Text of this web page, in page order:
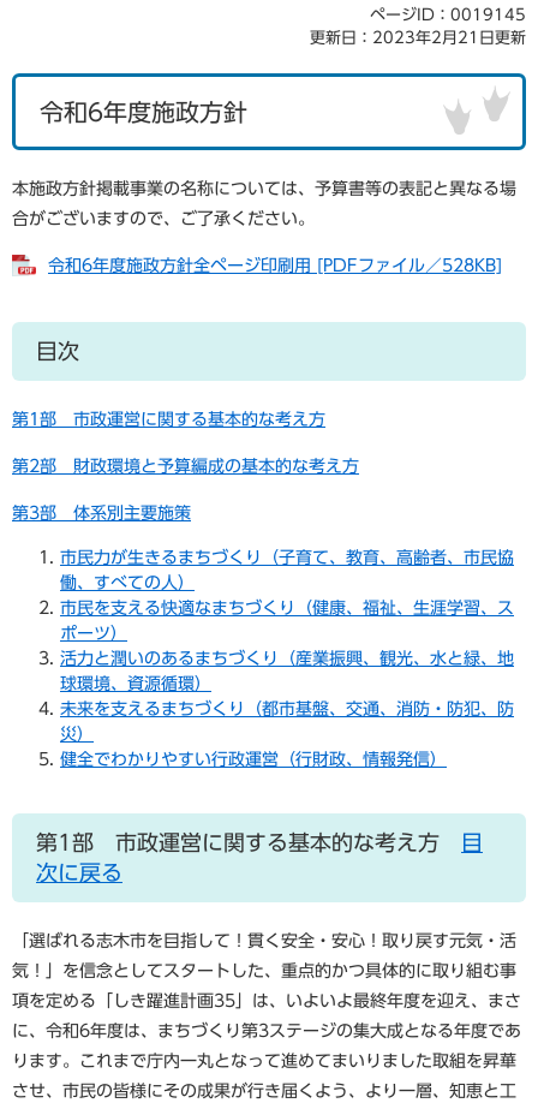
ページID：0019145
更新日：2023年2月21日更新
令和6年度施政方針
本施政方針掲載事業の名称については、予算書等の表記と異なる場
合がございますので、ご了承ください。
令和6年度施政方針全ページ印刷用 [PDFファイル／528KB]
目次
第1部 市政運営に関する基本的な考え方
第2部 財政環境と予算編成の基本的な考え方
第3部 体系別主要施策
市民力が生きるまちづくり（子育て、教育、高齢者、市民協
働、すべての人）
市民を支える快適なまちづくり（健康、福祉、生涯学習、ス
ポーツ）
活力と潤いのあるまちづくり（産業振興、観光、水と緑、地
球環境、資源循環）
未来を支えるまちづくり（都市基盤、交通、消防・防犯、防
災）
健全でわかりやすい行政運営（行財政、情報発信）
第1部 市政運営に関する基本的な考え方
目
次に戻る
「選ばれる志木市を目指して！貫く安全・安心！取り戻す元気・活
気！」を信念としてスタートした、重点的かつ具体的に取り組む事
項を定める「しき躍進計画35」は、いよいよ最終年度を迎え、まさ
に、令和6年度は、まちづくり第3ステージの集大成となる年度であ
ります。これまで庁内一丸となって進めてまいりました取組を昇華
させ、市民の皆様にその成果が行き届くよう、より一層、知恵と工